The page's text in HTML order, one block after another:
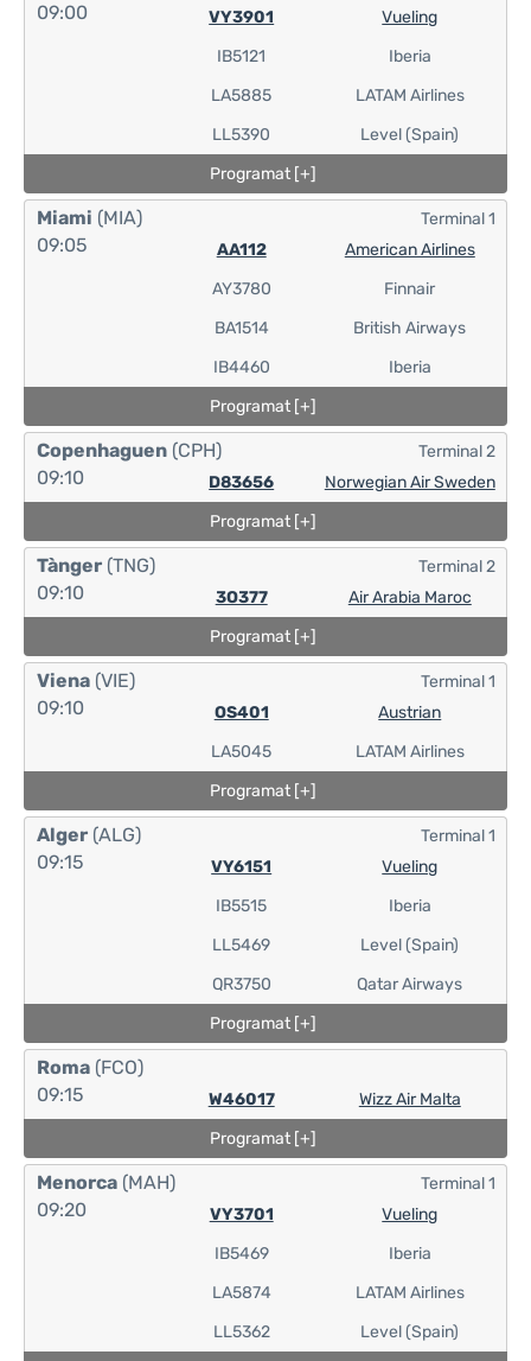
09:00
VY3901
IB5121
LA5885
LL5390
Vueling
Iberia
LATAM Airlines
Level (Spain)
Programat [+]
Miami (MIA)
09:05
AA112
AY3780
BA1514
IB4460
American Airlines
Finnair
British Airways
Iberia
Terminal 1
Programat [+]
Copenhaguen (CPH)
09:10
D83656 Norwegian Air Sweden
Terminal 2
Programat [+]
Tànger (TNG)
09:10
3O377 Air Arabia Maroc
Terminal 2
Programat [+]
Viena (VIE)
09:10
OS401
LA5045
Austrian
LATAM Airlines
Terminal 1
Programat [+]
Alger (ALG)
09:15
VY6151
IB5515
LL5469
QR3750
Vueling
Iberia
Level (Spain)
Qatar Airways
Terminal 1
Programat [+]
Roma (FCO)
09:15
W46017
Wizz Air Malta
Programat [+]
Menorca (MAH)
09:20
VY3701
IB5469
LA5874
LL5362
Vueling
Iberia
LATAM Airlines
Level (Spain)
Terminal 1